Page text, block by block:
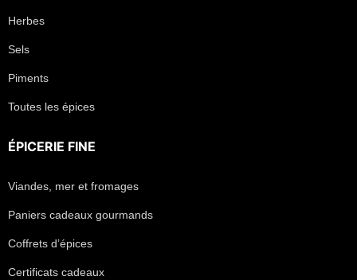
Herbes
Sels
Piments
Toutes les épices
ÉPICERIE FINE
Viandes, mer et fromages
Paniers cadeaux gourmands
Coffrets d’épices
Certificats cadeaux